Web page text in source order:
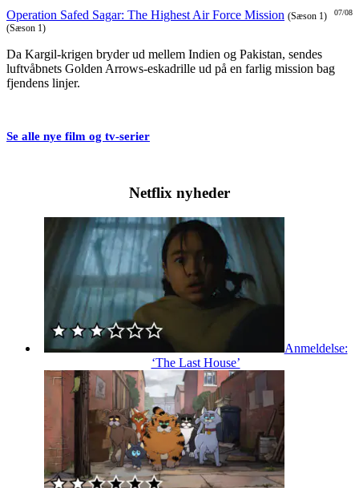
07/08
Operation Safed Sagar: The Highest Air Force Mission (Sæson 1)
(Sæson 1)
Da Kargil-krigen bryder ud mellem Indien og Pakistan, sendes
luftvåbnets Golden Arrows-eskadrille ud på en farlig mission bag
fjendens linjer.
Se alle nye film og tv-serier
Netflix nyheder
Anmeldelse:
‘The Last House’